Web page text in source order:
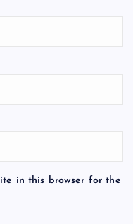
in this browser for the